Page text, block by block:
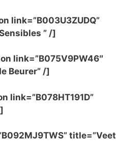
link=”B003U3ZUDQ”
” /]
link=”B075V9PW46″
Beurer” /]
link=”B078HT191D”
title=”Veet